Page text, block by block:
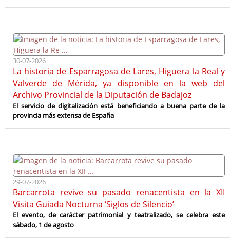
30-07-2026
La historia de Esparragosa de Lares, Higuera la Real y
Valverde de Mérida, ya disponible en la web del
Archivo Provincial de la Diputación de Badajoz
El servicio de digitalización está beneficiando a buena parte de la
provincia más extensa de España
29-07-2026
Barcarrota revive su pasado renacentista en la XII
Visita Guiada Nocturna ‘Siglos de Silencio’
El evento, de carácter patrimonial y teatralizado, se celebra este
sábado, 1 de agosto